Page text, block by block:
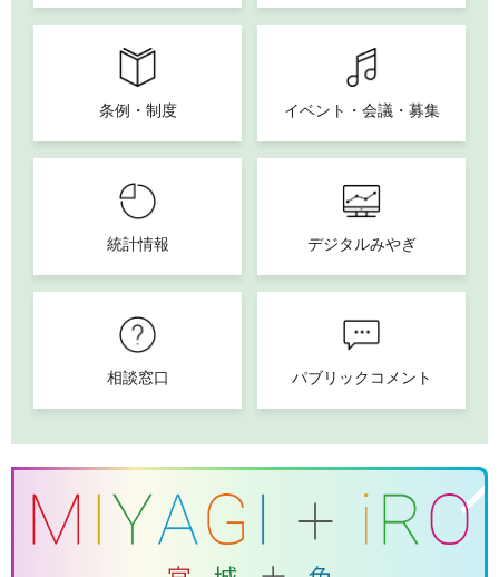
条例・制度 イベント・会議・募集
統計情報 デジタルみやぎ
相談窓口 パブリックコメント